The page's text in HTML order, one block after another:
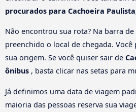
procurados para Cachoeira
Não encontrou sua rota? Na barra de
preenchido o local de chegada.
sua origem. Se você quiser sair de
ônibus , basta clicar nas setas para
Já definimos uma data de viagem
maioria das pessoas reserva sua